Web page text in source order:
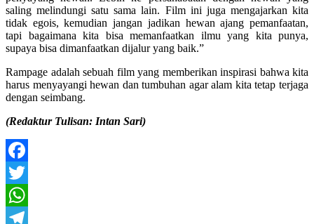
saling melindungi satu sama lain. Film ini juga mengajarkan kita
tidak egois, kemudian jangan jadikan hewan ajang pemanfaatan,
tapi bagaimana kita bisa memanfaatkan ilmu yang kita punya,
supaya bisa dimanfaatkan dijalur yang baik.”
Rampage adalah sebuah film yang memberikan inspirasi bahwa kita
harus menyayangi hewan dan tumbuhan agar alam kita tetap terjaga
dengan seimbang.
(Redaktur Tulisan: Intan Sari)
Facebook
Twitter
WhatsApp